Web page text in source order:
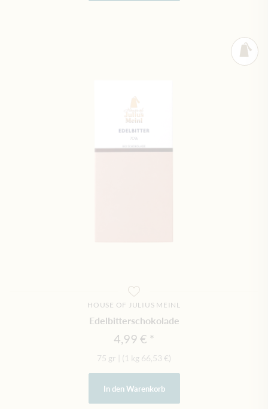
HOUSE OF JULIUS MEINL
Edelbitterschokolade
4,99 €
75 gr (1 kg 66,53 €)
In den Warenkorb